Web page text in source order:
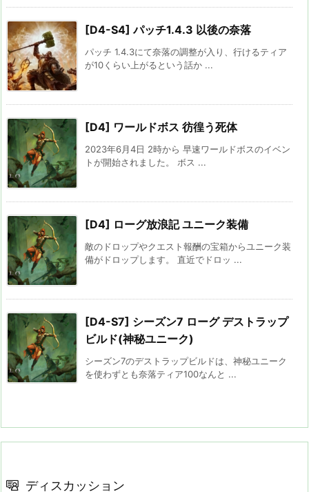
[D4-S4] パッチ1.4.3 以後の奈落
パッチ 1.4.3にて奈落の調整が入り、行けるティア
が10くらい上がるという話か ...
[D4] ワールドボス 彷徨う死体
2023年6月4日 2時から 早速ワールドボスのイベン
トが開始されました。 ボス ...
[D4] ローグ放浪記 ユニーク装備
敵のドロップやクエスト報酬の宝箱からユニーク装
備がドロップします。 直近でドロッ ...
[D4-S7] シーズン7 ローグ デストラップ
ビルド(神秘ユニーク)
シーズン7のデストラップビルドは、神秘ユニーク
を使わずとも奈落ティア100なんと ...
ディスカッション